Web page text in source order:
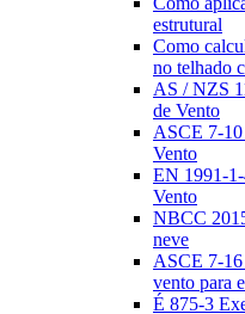
estrutural
Como
no telhado
AS / NZS
de Vento
ASCE 7-10
Vento
EN 1991-
Vento
NBCC
neve
ASCE 7-16
vento para
É 875-3